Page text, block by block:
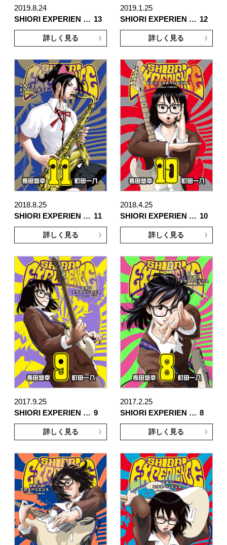
2019.8.24
SHIORI EXPERIEN … 13
詳しく見る
2019.1.25
SHIORI EXPERIEN … 12
詳しく見る
2018.8.25
SHIORI EXPERIEN … 11
詳しく見る
2018.4.25
SHIORI EXPERIEN … 10
詳しく見る
2017.9.25
SHIORI EXPERIEN … 9
詳しく見る
2017.2.25
SHIORI EXPERIEN … 8
詳しく見る